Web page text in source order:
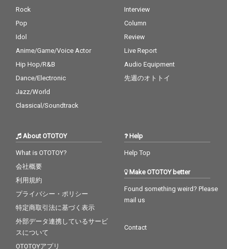
Rock
Pop
Idol
Anime/Game/Voice Actor
Hip Hop/R&B
Dance/Electronic
Jazz/World
Classical/Soundtrack
Interview
Column
Review
Live Report
Audio Equipment
先週のオトトイ
About OTOTOY
What is OTOTOY?
会社概要
利用規約
プライバシー・ポリシー
特定商取引法に基づく表示
外部データ連携しているサービ
スについて
OTOTOYアプリ
Help
Help Top
Make OTOTOY better
Found something weird? Please
mail us
Contact